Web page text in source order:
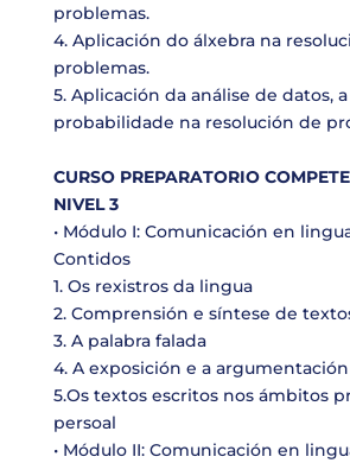
problemas.
4. Aplicación do álxebra na
problemas.
5. Aplicación da análise de datos,
probabilidade na resolución de
CURSO PREPARATORIO
NIVEL 3
• Módulo I: Comunicación en
Contidos
1. Os rexistros da lingua
2. Comprensión e síntese de
3. A palabra falada
4. A exposición e a argumentación
5.Os textos escritos nos ámbitos
persoal
• Módulo II: Comunicación en